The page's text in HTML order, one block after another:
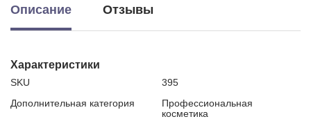
Описание Отзывы
Характеристики
SKU
395
Дополнительная категория
Профессиональная
косметика